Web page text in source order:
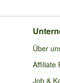
Über
Affiliate
Job &